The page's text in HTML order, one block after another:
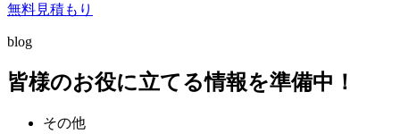
無料見積もり
blog
皆様のお役に立てる情報を準備中！
その他